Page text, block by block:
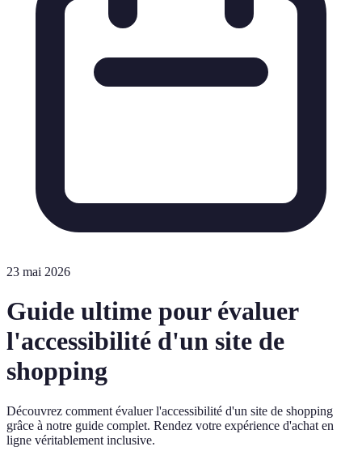
23 mai 2026
Guide ultime pour évaluer
l'accessibilité d'un site de
shopping
Découvrez comment évaluer l'accessibilité d'un site de shopping
grâce à notre guide complet. Rendez votre expérience d'achat en
ligne véritablement inclusive.